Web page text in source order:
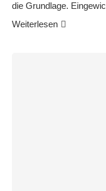
die Grundlage.
Weiterlesen